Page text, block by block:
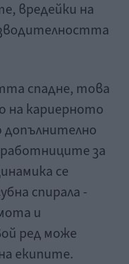
вредейки на
спадне, това
на кариерното
за
се
спирала -
и
ред може
екипите.